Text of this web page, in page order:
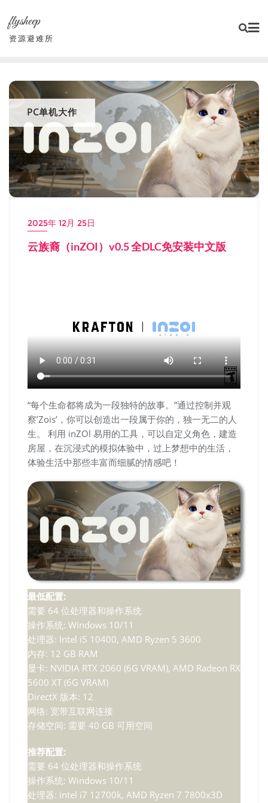
content
flysheep
资源避难所
PC单机大作
2025年 12月 25日
云族裔（inZOI）v0.5 全DLC免安装中文版
“每个生命都将成为一段独特的故事。”通过控制并观
察’Zois’，你可以创造出一段属于你的，独一无二的人
生。 利用 inZOl 易用的工具，可以自定义角色，建造
房屋，在沉浸式的模拟体验中，过上梦想中的生活，
体验生活中那些丰富而细腻的情感吧！
最低配置:
需要 64 位处理器和操作系统
操作系统: Windows 10/11
处理器: Intel i5 10400, AMD Ryzen 5 3600
内存: 12 GB RAM
显卡: NVIDIA RTX 2060 (6G VRAM), AMD Radeon RX
5600 XT (6G VRAM)
DirectX 版本: 12
网络: 宽带互联网连接
存储空间: 需要 40 GB 可用空间
推荐配置:
需要 64 位处理器和操作系统
操作系统: Windows 10/11
处理器: intel i7 12700k, AMD Ryzen 7 7800x3D